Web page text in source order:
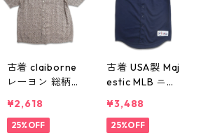
古着 claiborne
レーヨン 総柄
ックスシャツ
表記：L gd41
¥2,618
25%OFF
古着 USA製 Maj
estic MLB ニュ
キース デレク
ジーター ベー
¥3,488
25%OFF